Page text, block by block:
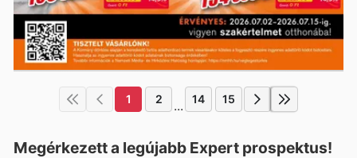
1 2 ... 14 15
Megérkezett a legújabb Expert prospektus!